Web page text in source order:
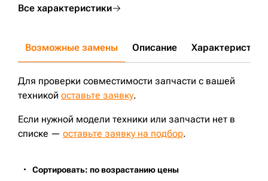
Все характеристики
Возможные замены Описание Характеристики
Для проверки совместимости запчасти с вашей
техникой оставьте заявку.
Если нужной модели техники или запчасти нет в
списке — оставьте заявку на подбор.
Сортировать: по возрастанию цены